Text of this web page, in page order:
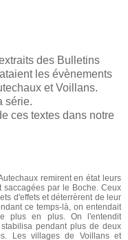
des Bulletins
les évènements
et Voillans.
série.
ces textes dans notre
remirent en état leurs
saccagées par le Boche. Ceux
d'effets et déterrèrent de leur
ce temps-là, on entendait
plus en plus. On l'entendit
pendant plus de deux
Les villages de Voillans et